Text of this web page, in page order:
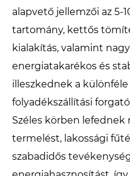
alapvető jellemzői az 5-
tartomány, kettős
kialakítás, valamint
energiatakarékos és
illeszkednek a
folyadékszállítási
Széles körben
termelést, lakossági
szabadidős